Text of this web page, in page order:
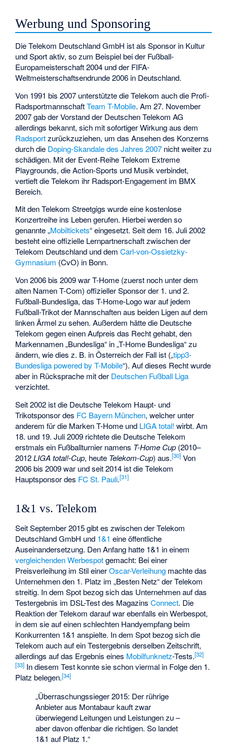
Werbung und Sponsoring
Die Telekom Deutschland GmbH ist als Sponsor in Kultur
und Sport aktiv, so zum Beispiel bei der Fußball-
Europameisterschaft 2004 und der FIFA-
Weltmeisterschaftsendrunde 2006 in Deutschland.
Von 1991 bis 2007 unterstützte die Telekom auch die Profi-
RadsportmannschaftTeam T-Mobile. Am 27. November
2007 gab der Vorstand der Deutschen Telekom AG
allerdings bekannt, sich mit sofortiger Wirkung aus dem
Radsportzurückzuziehen, um das Ansehen des Konzerns
durch die Doping-Skandale des Jahres 2007 nicht weiter zu
schädigen. Mit der Event-Reihe Telekom Extreme
Playgrounds, die Action-Sports und Musik verbindet,
vertieft die Telekom ihr Radsport-Engagement im BMX
Bereich.
Mit den Telekom Streetgigs wurde eine kostenlose
Konzertreihe ins Leben gerufen. Hierbei werden so
genannte „Mobiltickets“ eingesetzt. Seit dem 16. Juli 2002
besteht eine offizielle Lernpartnerschaft zwischen der
Telekom Deutschland und demCarl-von-Ossietzky-
Gymnasium (CvO) in Bonn.
Von 2006 bis 2009 war T-Home (zuerst noch unter dem
alten Namen T-Com) offizieller Sponsor der 1. und 2.
Fußball-Bundesliga, das T-Home-Logo war auf jedem
Fußball-Trikot der Mannschaften aus beiden Ligen auf dem
linken Ärmel zu sehen. Außerdem hätte die Deutsche
Telekom gegen einen Aufpreis das Recht gehabt, den
Markennamen „Bundesliga“ in „T-Home Bundesliga“ zu
ändern, wie dies z. B. in Österreich der Fall ist („tipp3-
Bundesliga powered by T-Mobile“). Auf dieses Recht wurde
aber in Rücksprache mit der Deutschen Fußball Liga
verzichtet.
Seit 2002 ist die Deutsche Telekom Haupt- und
Trikotsponsor des FC Bayern München, welcher unter
anderem für die Marken T-Home und LIGA total! wirbt. Am
18. und 19. Juli 2009 richtete die Deutsche Telekom
erstmals ein Fußballturnier namens T-Home Cup (2010–
2012LIGA total!-Cup, heute Telekom-Cup) aus.[30] Von
2006 bis 2009 war und seit 2014 ist die Telekom
Hauptsponsor des FC St. Pauli.[31]
1&1 vs. Telekom
Seit September 2015 gibt es zwischen der Telekom
Deutschland GmbH und 1&1 eine öffentliche
Auseinandersetzung. Den Anfang hatte 1&1 in einem
vergleichenden Werbespotgemacht: Bei einer
Preisverleihung im Stil einerOscar-Verleihung machte das
Unternehmen den 1. Platz im „Besten Netz“ der Telekom
streitig. In dem Spot bezog sich das Unternehmen auf das
Testergebnis im DSL-Test des MagazinsConnect. Die
Reaktion der Telekom darauf war ebenfalls ein Werbespot,
in dem sie auf einen schlechten Handyempfang beim
Konkurrenten 1&1 anspielte. In dem Spot bezog sich die
Telekom auch auf ein Testergebnis derselben Zeitschrift,
allerdings auf das Ergebnis eines Mobilfunknetz-Tests.[32]
[33] In diesem Test konnte sie schon viermal in Folge den 1.
Platz belegen.[34]
„Überraschungssieger 2015: Der rührige
Anbieter aus Montabaur kauft zwar
überwiegend Leitungen und Leistungen zu –
aber davon offenbar die richtigen. So landet
1&1 auf Platz 1.“